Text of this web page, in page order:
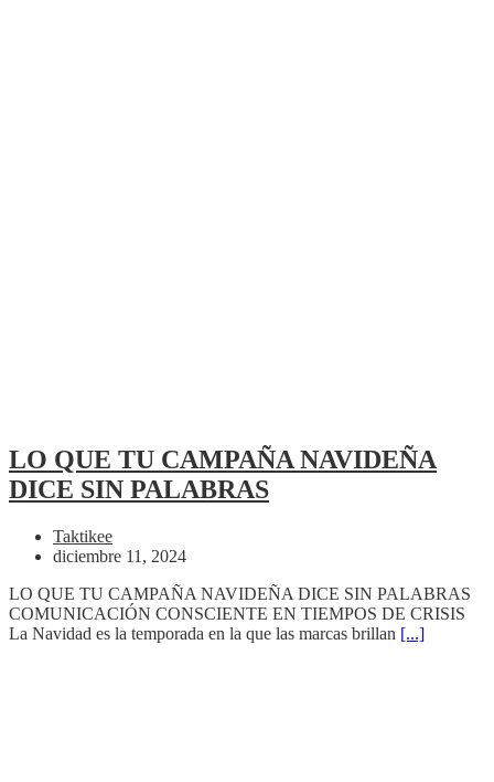
LO QUE TU CAMPAÑA NAVIDEÑA
DICE SIN PALABRAS
Taktikee
diciembre 11, 2024
LO QUE TU CAMPAÑA NAVIDEÑA DICE SIN PALABRAS
COMUNICACIÓN CONSCIENTE EN TIEMPOS DE CRISIS
La Navidad es la temporada en la que las marcas brillan [...]